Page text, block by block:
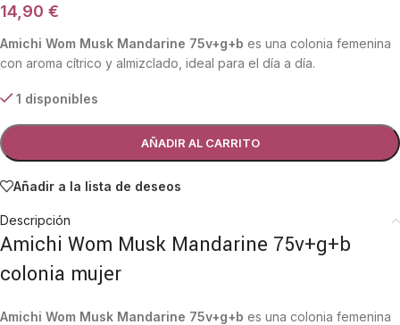
14,90 €
Amichi Wom Musk Mandarine 75v+g+b es una colonia femenina
con aroma cítrico y almizclado, ideal para el día a día.
1 disponibles
AÑADIR AL CARRITO
Añadir a la lista de deseos
Descripción
Amichi Wom Musk Mandarine 75v+g+b
colonia mujer
Amichi Wom Musk Mandarine 75v+g+b es una colonia femenina